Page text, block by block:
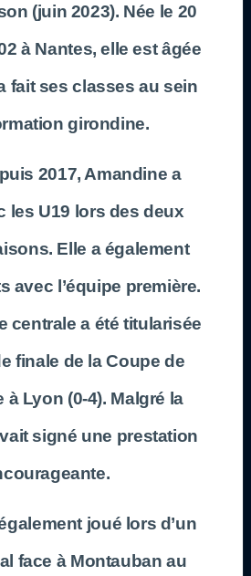
(juin 2023). Née le 20
à Nantes, elle est âgée
fait ses classes au sein
girondine.
2017, Amandine a
les U19 lors des deux
Elle a également
avec l’équipe première.
centrale a été titularisée
finale de la Coupe de
à Lyon (0-4). Malgré la
signé une prestation
joué lors d’un
face à Montauban au